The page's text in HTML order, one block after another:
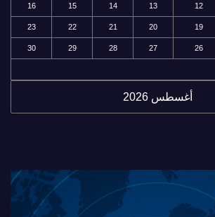
أغسطس 2026
12
13
14
15
16
19
20
21
22
23
26
27
28
29
30